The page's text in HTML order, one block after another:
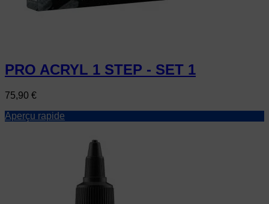
PRO ACRYL 1 STEP - SET 1
Prix
75,90 €
Aperçu rapide